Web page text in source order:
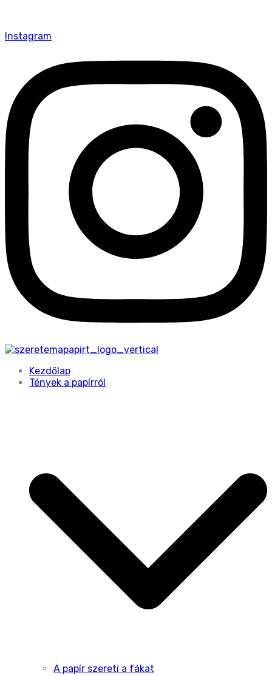
Instagram
Kezdőlap
Tények a papírról
A papír szereti a fákat